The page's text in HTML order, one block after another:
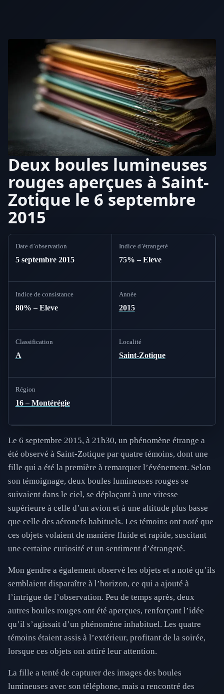
Deux boules lumineuses
rouges aperçues à Saint-
Zotique le 6 septembre
2015
Date d’observation
5 septembre 2015
Indice d’étrangeté
75% – Eleve
Indice de consistance
80% – Eleve
Année
2015
Classification
A
Localité
Saint-Zotique
Région
16 – Montérégie
Le 6 septembre 2015, à 21h30, un phénomène étrange a
été observé à Saint-Zotique par quatre témoins, dont une
fille qui a été la première à remarquer l’événement. Selon
son témoignage, deux boules lumineuses rouges se
suivaient dans le ciel, se déplaçant à une vitesse
supérieure à celle d’un avion et à une altitude plus basse
que celle des aéronefs habituels. Les témoins ont noté que
ces objets volaient de manière fluide et rapide, suscitant
une certaine curiosité et un sentiment d’étrangeté.
Mon gendre a également observé les objets et a noté qu’ils
semblaient disparaître à l’horizon, ce qui a ajouté à
l’intrigue de l’observation. Peu de temps après, deux
autres boules rouges ont été aperçues, renforçant l’idée
qu’il s’agissait d’un phénomène inhabituel. Les quatre
témoins étaient assis à l’extérieur, profitant de la soirée,
lorsque ces objets ont attiré leur attention.
La fille a tenté de capturer des images des boules
lumineuses avec son téléphone, mais a rencontré des